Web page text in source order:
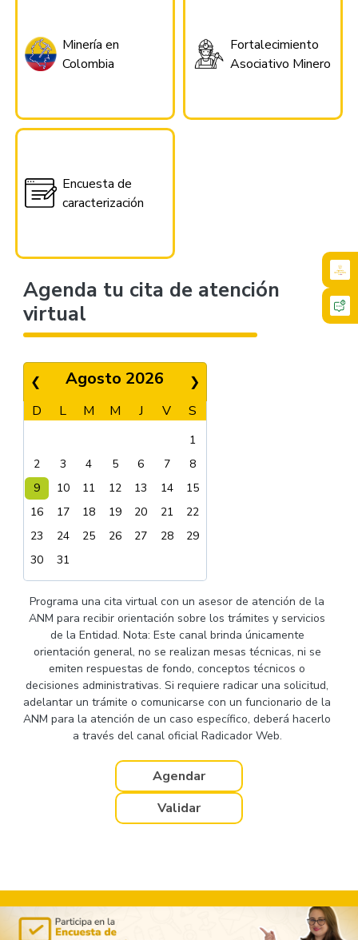
Minería en
Colombia
Fortalecimiento
Asociativo Minero
Encuesta de
caracterización
Agenda tu cita de atención
virtual
❮ Agosto 2026
❯
D
L M M J V S
1
2
3 4 5 6 7
8
9
10 11 12 13 14
15
16
17 18 19 20 21
22
23
24 25 26 27 28
29
30
31
Programa una cita virtual con un asesor de atención de la
ANM para recibir orientación sobre los trámites y servicios
de la Entidad. Nota: Este canal brinda únicamente
orientación general, no se realizan mesas técnicas, ni se
emiten respuestas de fondo, conceptos técnicos o
decisiones administrativas. Si requiere radicar una solicitud,
adelantar un trámite o comunicarse con un funcionario de la
ANM para la atención de un caso específico, deberá hacerlo
a través del canal oficial Radicador Web.
Agendar
Validar